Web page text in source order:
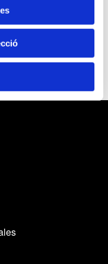
el treball en
sentències